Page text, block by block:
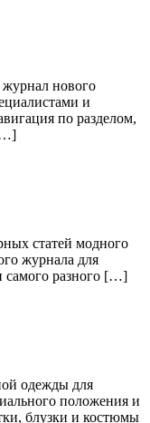
нового
и
по разделом,
статей модного
журнала для
самого разного […]
одежды для
положения и
блузки и костюмы